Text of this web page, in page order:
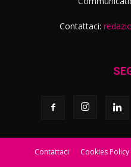
Contattaci:
Contattaci Cookies Policy